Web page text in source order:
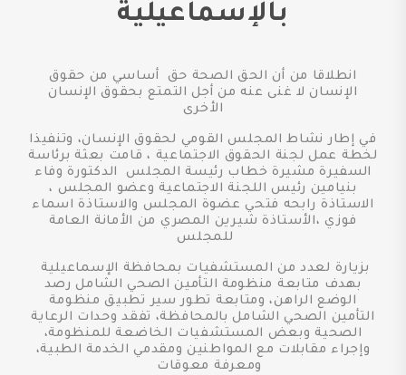
بالإسماعيلية
انطلاقا من أن الحق الصحة حق أساسي من حقوق
الإنسان لا غنى عنه من أجل التمتع بحقوق الإنسان
الأخرى
في إطار نشاط المجلس القومي لحقوق الإنسان، وتنفيذا
لخطة عمل لجنة الحقوق الاجتماعية ، قامت بعثة برئاسة
السفيرة مشيرة خطاب رئيسة المجلس الدكتورة وفاء
بنيامين رئيس اللجنة الاجتماعية وعضو المجلس ،
الاستاذة رابحه فتحي عضوة المجلس والاستاذة اسماء
فوزي ،الأستاذة شيرين المصري من الأمانة العامة
للمجلس
بزيارة لعدد من المستشفيات بمحافظة الإسماعيلية
بهدف متابعة منظومة التأمين الصحي الشامل رصد
الوضع الراهن، ومتابعة تطور سير تطبيق منظومة
التأمين الصحي الشامل بالمحافظة، تفقد وحدات الرعاية
الصحية وبعض المستشفيات الخاضعة للمنظومة،
وإجراء مقابلات مع المواطنين ومقدمي الخدمة الطبية،
ومعرفة معوقات